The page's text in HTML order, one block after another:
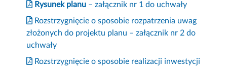
Rysunek planu – załącznik nr 1 do uchwały
Rozstrzygnięcie o sposobie rozpatrzenia uwag
złożonych do projektu planu – załącznik nr 2 do
uchwały
Rozstrzygnięcie o sposobie realizacji inwestycji